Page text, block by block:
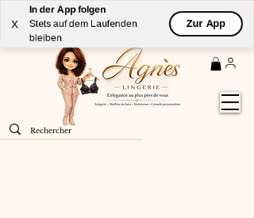
X
In der App folgen
Stets auf dem Laufenden
bleiben
Zur App
LivraisonGRATUITE (à partir de 59€) à domicile par
Colissimo en France métropolitaine